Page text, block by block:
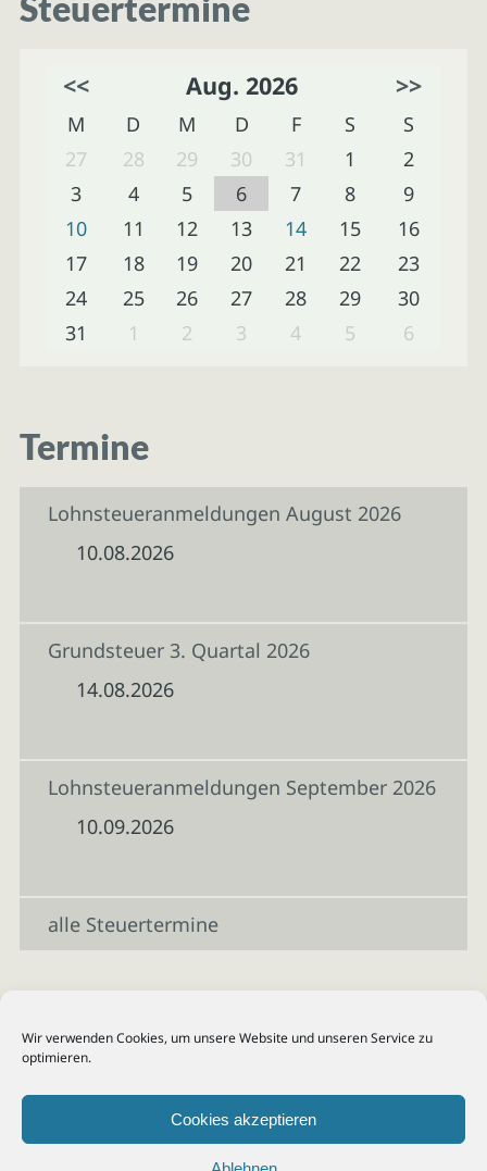
Wir verwenden Cookies, um unsere Website und unseren Service zu
optimieren.
Cookies akzeptieren
Steuertermine
<< Aug. 2026 >>
M D M D F S
S
27
28 29 30 31 1
2
3
4 5 6 7 8
9
10
11 12 13 14 15
16
17
18 19 20 21 22
23
24
25 26 27 28 29
30
31
1 2 3 4 5 6
Termine
Lohnsteueranmeldungen August 2026
10.08.2026
Grundsteuer 3. Quartal 2026
14.08.2026
Lohnsteueranmeldungen September 2026
10.09.2026
alle Steuertermine